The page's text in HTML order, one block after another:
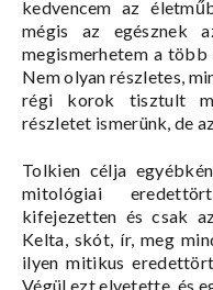
kedvencem az
mégis az egésznek
megismerhetem a
Nem olyan részletes,
régi korok tisztult
részletet ismerünk, de
Tolkien célja
mitológiai
kifejezetten és csak
Kelta, skót, ír, meg
ilyen mitikus
Végül ezt elvetette, és